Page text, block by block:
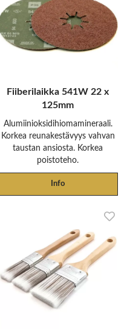
Fiiberilaikka 541W 22 x
125mm
Alumiinioksidihiomamineraali.
Korkea reunakestävyys vahvan
taustan ansiosta. Korkea
poistoteho.
Info